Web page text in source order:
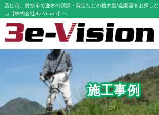
富山市、射水市で庭木の伐採・剪定などの植木屋/造園屋をお探しな
ら【株式会社3e-Vision】へ
施工事例